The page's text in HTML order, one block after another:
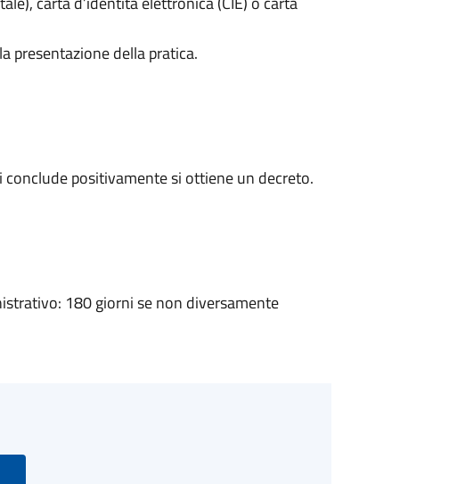
presentazione della pratica.
positivamente si ottiene un decreto.
180 giorni se non diversamente